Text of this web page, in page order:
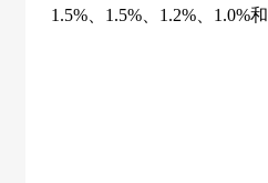
1.5% 1.5% 1.2% 1.0%和